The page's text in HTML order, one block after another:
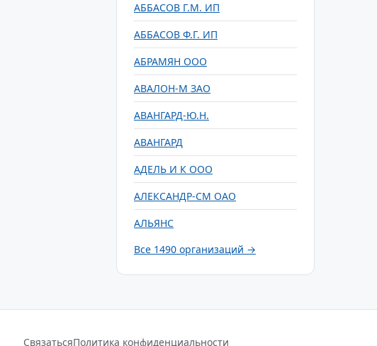
АББАСОВ Г.М. ИП
АББАСОВ Ф.Г. ИП
АБРАМЯН ООО
АВАЛОН-М ЗАО
АВАНГАРД-Ю.Н.
АВАНГАРД
АДЕЛЬ И К ООО
АЛЕКСАНДР-СМ ОАО
АЛЬЯНС
Все 1490 организаций →
СвязатьсяПолитика конфиденциальности